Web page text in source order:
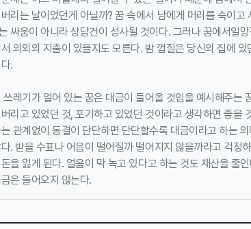
리는 날이었던게 아닐까? 꿈 속에서 남에게 머리를 숙이
싸움이 아니라 상담건이 성사될 것이다. 그러나 꿈에서일
의외의 지출이 있을지도 모른다. 밤 껍질은 당신의 집에
.
쓰레기가 얼어 있는 꿈은 대금이 들어올 것임을 예시해주
리고 있었던 것, 포기하고 있었던 것이라고 생각하면 좋
관계없이 동결이 단단하면 단단할수록 대금이라고 하는
. 받을 수표나 어음이 떨어질까 떨어지지 않을까라고 걱
을 잃게 된다. 얼음이 막 녹고 있다고 하는 것도 재산을 줄
은 들어오지 않는다.